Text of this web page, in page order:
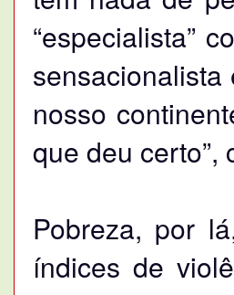
“especialista”
nosso
que deu certo”,
Pobreza, por
índices de